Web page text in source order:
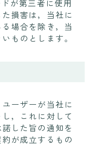
が第三者に使用
損害は，当社に
場合を除き，当
ものとします。
ーザーが当社に
，これに対して
した旨の通知を
が成立するもの